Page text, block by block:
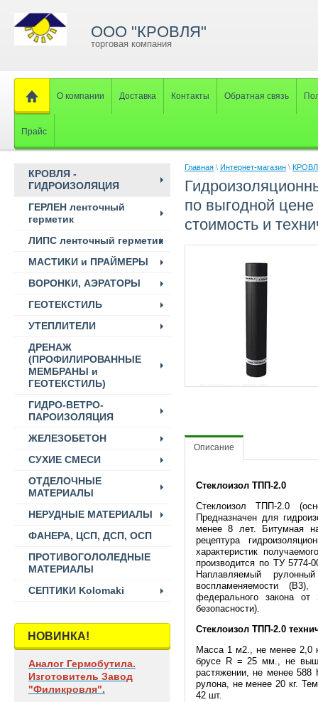
ООО "КРОВЛЯ"
торговая компания
О компании Доставка Контакты Обратная связь
Прайс
КРОВЛЯ -
ГИДРОИЗОЛЯЦИЯ
ГЕРЛЕН ленточный
герметик
ЛИПС ленточный герметик
МАСТИКИ и ПРАЙМЕРЫ
ВОРОНКИ, АЭРАТОРЫ
ГЕОТЕКСТИЛЬ
УТЕПЛИТЕЛИ
ДРЕНАЖ
(ПРОФИЛИРОВАННЫЕ
МЕМБРАНЫ и
ГЕОТЕКСТИЛЬ)
ГИДРО-ВЕТРО-
ПАРОИЗОЛЯЦИЯ
ЖЕЛЕЗОБЕТОН
СУХИЕ СМЕСИ
ОТДЕЛОЧНЫЕ
МАТЕРИАЛЫ
НЕРУДНЫЕ МАТЕРИАЛЫ
ФАНЕРА, ЦСП, ДСП, ОСП
ПРОТИВОГОЛОЛЕДНЫЕ
МАТЕРИАЛЫ
СЕПТИКИ Kolomaki
НОВИНКА!
Аналог Гермобутила.
Изготовитель Завод
"Филикровля".
Главная \ Интернет-магазин \
по выгодной цене
стоимость и
Описание
Стеклоизол ТПП-2.0
Стеклоизол ТПП-2.0
Предназначен для
менее 8 лет. Битумная
рецептура
характеристик
производится по ТУ 5774-
Наплавляемый
воспламеняемости (В3),
федерального закона
безопасности).
Стеклоизол ТПП-2.0
Масса 1 м2., не менее 2,0
брусе R = 25 мм., не
растяжении, не менее
рулона, не менее 20 кг.
42 шт.